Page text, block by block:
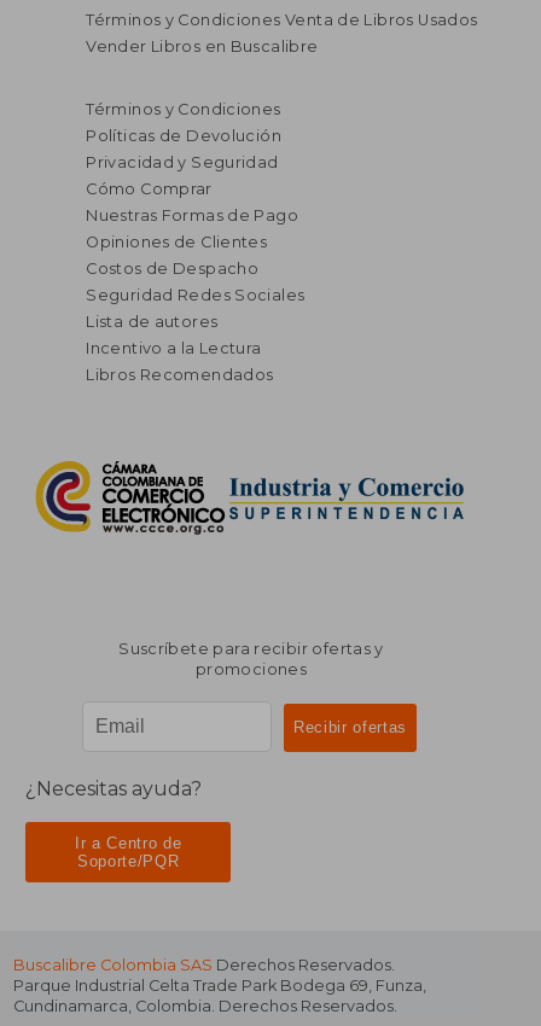
Términos y Condiciones Venta de Libros Usados
Vender Libros en Buscalibre
Términos y Condiciones
Políticas de Devolución
Privacidad y Seguridad
Cómo Comprar
Nuestras Formas de Pago
Opiniones de Clientes
Costos de Despacho
Seguridad Redes Sociales
Lista de autores
Incentivo a la Lectura
Libros Recomendados
Suscríbete para recibir ofertas y
promociones
¿Necesitas ayuda?
Ir a Centro de
Soporte/PQR
Buscalibre Colombia SAS Derechos Reservados.
Parque Industrial Celta Trade Park Bodega 69, Funza,
Cundinamarca, Colombia. Derechos Reservados.